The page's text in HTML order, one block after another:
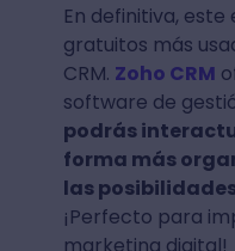
En definitiva, este
gratuitos más
CRM. Zoho CRM
software de
podrás
forma más
las
¡Perfecto para